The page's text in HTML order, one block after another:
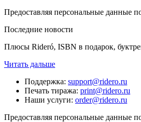
Предоставляя персональные данные
Последние новости
Плюсы Rideró, ISBN в подарок,
Читать дальше
Поддержка: support@ridero.ru
Печать тиража: print@ridero.ru
Наши услуги: order@ridero.ru
Предоставляя персональные данные